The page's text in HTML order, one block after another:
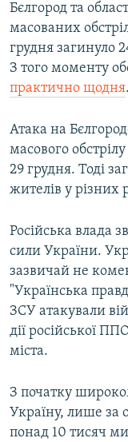
Бєлгород та
масованих
грудня загинуло
З того моменту
практично щодня.
Атака на
масового
29 грудня. Тоді
жителів у різних
Російська влада
сили України.
зазвичай не
"Українська
ЗСУ атакували
дії російської
міста.
З початку
Україну, лише за
понад 10 тисяч